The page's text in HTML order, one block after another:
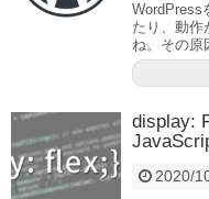
WordPress
たり、動作
ね。その原
display:
2020/